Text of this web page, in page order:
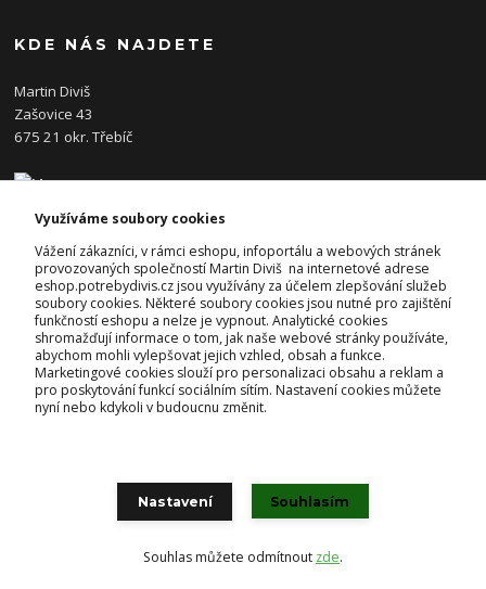
KDE NÁS NAJDETE
Martin Diviš
Zašovice 43
675 21 okr. Třebíč
KONTAKTY
Josef Diviš
+420 728 382 742
(Po-Pá, 7-17hod.)
prodejna@potrebydivis.cz
Vytvořeno na
Eshop-rychle.cz
Využíváme soubory cookies
Vážení zákazníci, v rámci eshopu, infoportálu a webových stránek
provozovaných společností Martin Diviš na internetové adrese
eshop.potrebydivis.cz jsou využívány za účelem zlepšování služeb
soubory cookies. Některé soubory cookies jsou nutné pro zajištění
funkčností eshopu a nelze je vypnout. Analytické cookies
shromažďují informace o tom, jak naše webové stránky používáte,
abychom mohli vylepšovat jejich vzhled, obsah a funkce.
Marketingové cookies slouží pro personalizaci obsahu a reklam a
pro poskytování funkcí sociálním sítím. Nastavení cookies můžete
nyní nebo kdykoli v budoucnu změnit.
Nastavení Souhlasím
Souhlas můžete odmítnout zde.